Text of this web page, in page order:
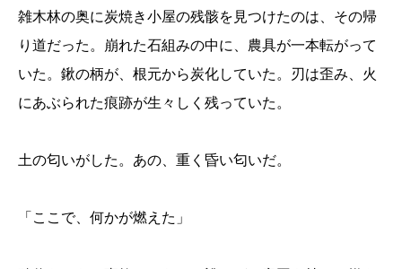
雑木林の奥に炭焼き小屋の残骸を見つけたのは、その帰
り道だった。崩れた石組みの中に、農具が一本転がって
いた。鍬の柄が、根元から炭化していた。刃は歪み、火
にあぶられた痕跡が生々しく残っていた。
土の匂いがした。あの、重く昏い匂いだ。
「ここで、何かが燃えた」